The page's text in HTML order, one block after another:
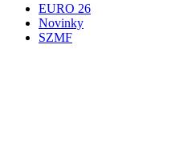
EURO 26
Novinky
SZMF